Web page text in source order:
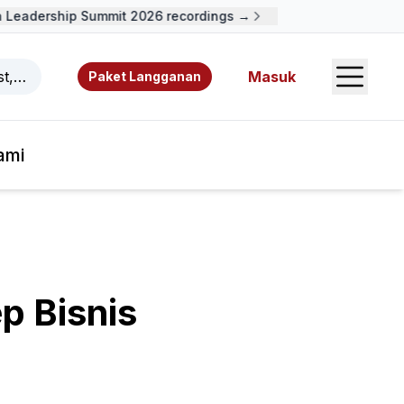
Summit 2026 recordings →
video, sumber daya, dan penulis.
Paket Langganan Masuk Open
Bisnis